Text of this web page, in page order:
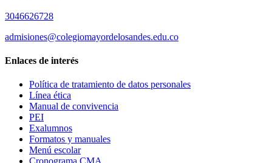
3046626728
admisiones@colegiomayordelosandes.edu.co
Enlaces de interés
Política de tratamiento de datos personales
Línea ética
Manual de convivencia
PEI
Exalumnos
Formatos y manuales
Menú escolar